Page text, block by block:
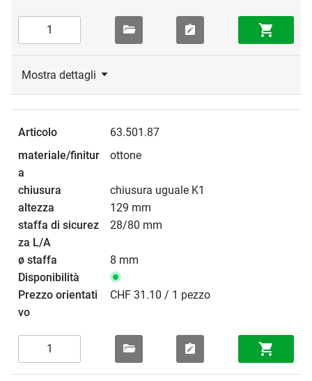
Mostra dettagli
63.501.87
ottone
chiusura uguale K1
129 mm
28/80 mm
8 mm
CHF 31.10 / 1 pezzo